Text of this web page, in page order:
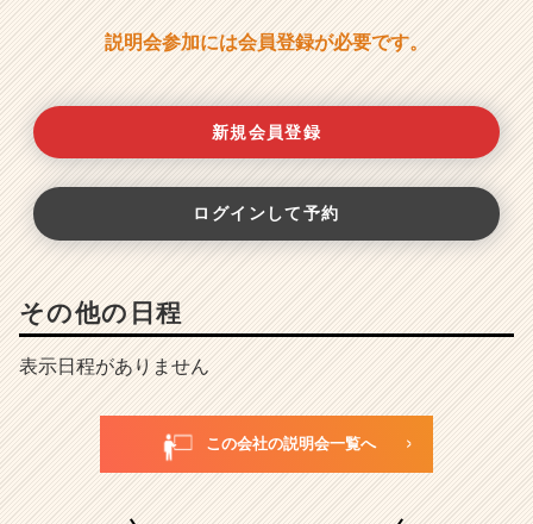
説明会参加には会員登録が必要です。
新規会員登録
ログインして予約
その他の日程
表示日程がありません
この会社の説明会一覧へ